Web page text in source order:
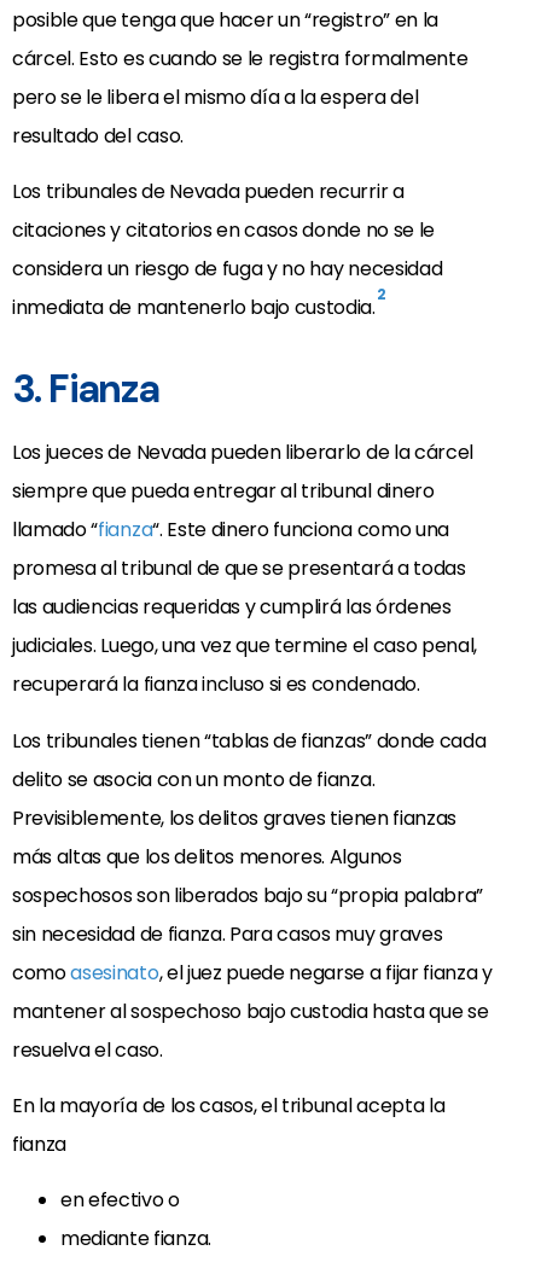
posible que tenga que hacer un “registro” en la
cárcel. Esto es cuando se le registra formalmente
pero se le libera el mismo día a la espera del
resultado del caso.
Los tribunales de Nevada pueden recurrir a
citaciones y citatorios en casos donde no se le
considera un riesgo de fuga y no hay necesidad
inmediata de mantenerlo bajo custodia.2
3. Fianza
Los jueces de Nevada pueden liberarlo de la cárcel
siempre que pueda entregar al tribunal dinero
llamado “fianza“. Este dinero funciona como una
promesa al tribunal de que se presentará a todas
las audiencias requeridas y cumplirá las órdenes
judiciales. Luego, una vez que termine el caso penal,
recuperará la fianza incluso si es condenado.
Los tribunales tienen “tablas de fianzas” donde cada
delito se asocia con un monto de fianza.
Previsiblemente, los delitos graves tienen fianzas
más altas que los delitos menores. Algunos
sospechosos son liberados bajo su “propia palabra”
sin necesidad de fianza. Para casos muy graves
comoasesinato, el juez puede negarse a fijar fianza y
mantener al sospechoso bajo custodia hasta que se
resuelva el caso.
En la mayoría de los casos, el tribunal acepta la
fianza
en efectivo o
mediante fianza.